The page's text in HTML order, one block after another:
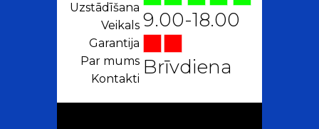
Brīvdiena
9.00-18.00
Kontakti
Par mums
Garantija
Veikals
Uzstādīšana